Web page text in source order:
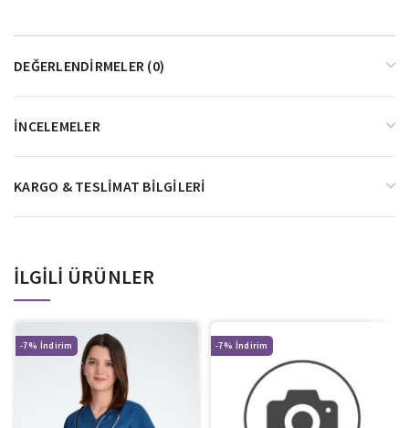
DEĞERLENDIRMELER (0)
İNCELEMELER
KARGO & TESLIMAT BILGILERI
İLGILI ÜRÜNLER
-7% -7%